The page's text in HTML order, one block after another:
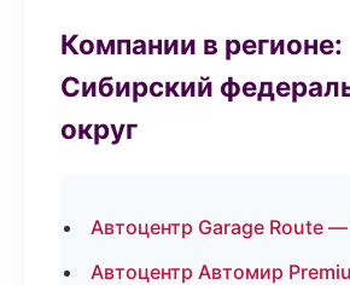
Компании в регионе:
Сибирский
округ
Автоцентр Garage Route
Автоцентр Автомир